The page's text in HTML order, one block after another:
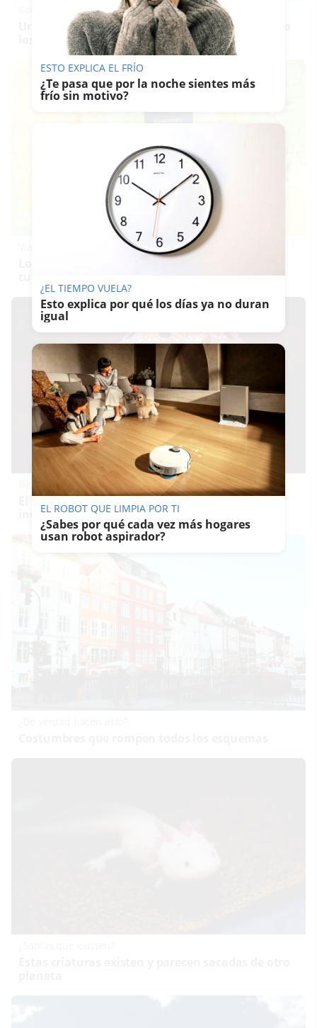
Corepunk MMORPG
Un verdadero MMORPG de la vieja escuela ¡Cómo
los de antes, pero mejor!
Los pasaportes que más puertas abren ¿está el
Belleza indomable
El diamante que simboliza la feminidad
indomable
ESTO EXPLICA EL FRÍO
¿Te pasa que por la noche sientes más
frío sin motivo?
¿EL TIEMPO VUELA?
Esto explica por qué los días ya no duran
igual
EL ROBOT QUE LIMPIA POR TI
¿Sabes por qué cada vez más hogares
usan robot aspirador?